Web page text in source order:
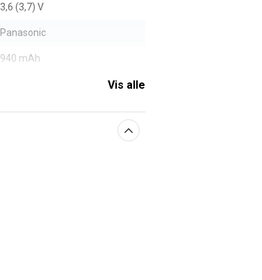
3,6 (3,7) V
Panasonic
940 mAh
Vis alle